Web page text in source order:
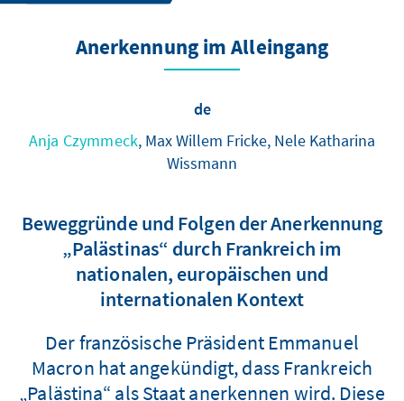
Anerkennung im Alleingang
de
Anja Czymmeck, Max Willem Fricke, Nele Katharina
Wissmann
Beweggründe und Folgen der Anerkennung
„Palästinas“ durch Frankreich im
nationalen, europäischen und
internationalen Kontext
Der französische Präsident Emmanuel
Macron hat angekündigt, dass Frankreich
„Palästina“ als Staat anerkennen wird. Diese